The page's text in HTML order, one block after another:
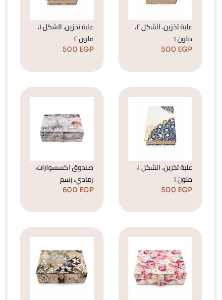
علبة تخزين، الشكل ٢،
ملون ١
500 EGP
علبة تخزين، الشكل ١،
ملون ٢
500 EGP
علبة تخزين، الشكل ١،
ملون ١
500 EGP
صندوق اكسسوارات،
رمادي، رسم
600 EGP